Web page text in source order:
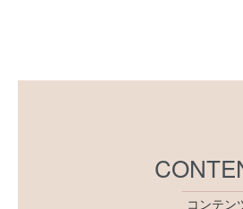
コンテン